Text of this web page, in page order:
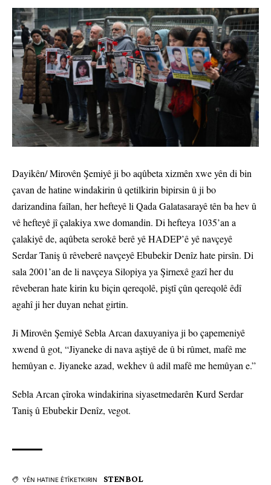
Dayikên/ Mirovên Şemiyê ji bo aqûbeta xizmên xwe yên di bin
çavan de hatine windakirin û qetilkirin bipirsin û ji bo
darizandina faîlan, her hefteyê li Qada Galatasarayê tên ba hev û
vê hefteyê jî çalakiya xwe domandin. Di hefteya 1035’an a
çalakiyê de, aqûbeta serokê berê yê HADEP’ê yê navçeyê
Serdar Taniş û rêveberê navçeyê Ebubekir Denîz hate pirsîn. Di
sala 2001’an de li navçeya Silopiya ya Şirnexê gazî her du
rêveberan hate kirin ku biçin qereqolê, piştî çûn qereqolê êdî
agahî ji her duyan nehat girtin.
Ji Mirovên Şemiyê Sebla Arcan daxuyaniya ji bo çapemeniyê
xwend û got, “Jiyaneke di nava aştiyê de û bi rûmet, mafê me
hemûyan e. Jiyaneke azad, wekhev û adil mafê me hemûyan e.”
Sebla Arcan çîroka windakirina siyasetmedarên Kurd Serdar
Taniş û Ebubekir Denîz, vegot.
YÊN HATINE ÊTÎKETKIRIN STENBOL